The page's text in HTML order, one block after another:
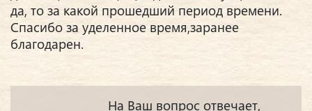
да, то за какой прошедший период времени.
Спасибо за уделенное время,заранее
благодарен.
На Ваш вопрос отвечает,